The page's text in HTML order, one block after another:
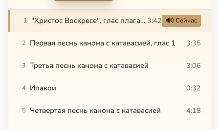
1 ''Христос Воскресе'', глас плагальный 1-й 3:42 Сейчас
2 Первая песнь канона с катавасией, глас 1 3:35
3 Третья песнь канона с катавасией 3:06
4 Ипакои 0:32
5 Четвертая песнь канона с катавасией 4:18